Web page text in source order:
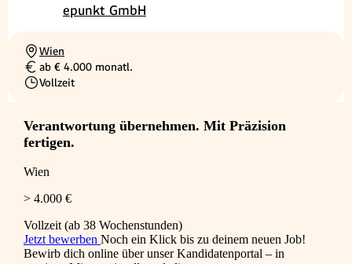
epunkt GmbH
Ortschaft
Wien
Gehalt
ab € 4.000 monatl.
Beschäftigungsart
Vollzeit
Verantwortung übernehmen. Mit Präzision
fertigen.
Wien
> 4.000 €
Vollzeit (ab 38 Wochenstunden)
Jetzt bewerben Noch ein Klick bis zu deinem neuen Job!
Bewirb dich online über unser Kandidatenportal – in